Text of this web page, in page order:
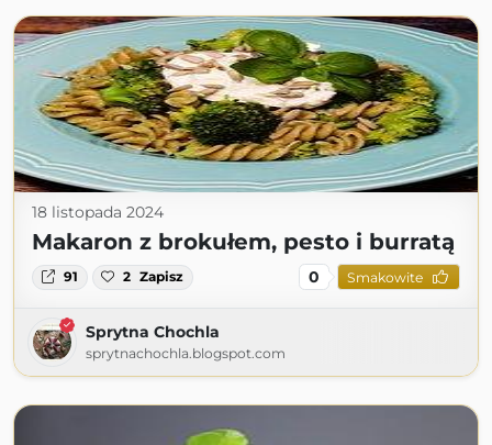
18 listopada 2024
Makaron z brokułem, pesto i burratą
91 2 Zapisz 0 Smakowite
Sprytna Chochla
sprytnachochla.blogspot.com